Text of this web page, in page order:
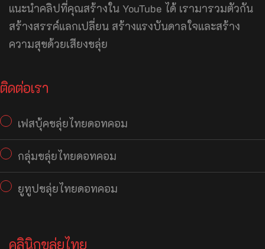
แนะนำคลิปที่คุณสร้างใน YouTube ได้ เรามารวมตัวกัน
สร้างสรรค์แลกเปลี่ยน สร้างแรงบันดาลใจและสร้าง
ความสุขด้วยเสียงขลุ่ย
ติดต่อเรา
เฟสบุ้คขลุ่ยไทยดอทคอม
กลุ่มขลุ่ยไทยดอทคอม
ยูทูปขลุ่ยไทยดอทคอม
คลินิกขลุ่ยไทย